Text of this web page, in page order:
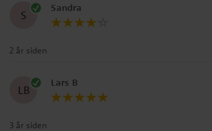
S
Sandra
2 år siden
LB
Lars B
3 år siden